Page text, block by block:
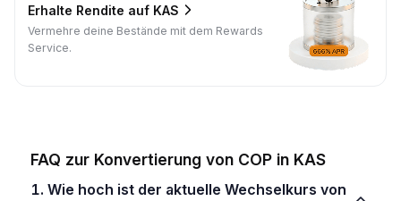
Erhalte Rendite auf KAS
Vermehre deine Bestände mit dem Rewards
Service.
FAQ zur Konvertierung von COP in KAS
1. Wie hoch ist der aktuelle Wechselkurs von